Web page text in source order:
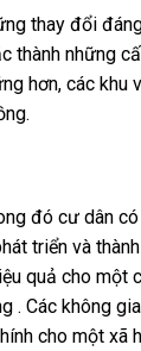
thay đổi
những
hơn, các khu
đó cư dân
triển và
quả cho một
. Các không
cho một